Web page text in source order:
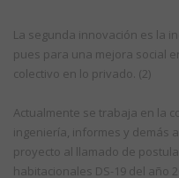
La segunda innovación es la
pues para una mejora social
colectivo en lo privado. (2)
Actualmente se trabaja en la
ingeniería, informes y demás
proyecto al llamado de
habitacionales DS-19 del año